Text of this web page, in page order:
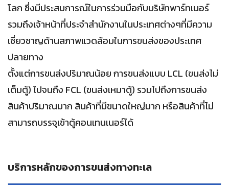
โลก ซึ่งมีประสบการณ์ในการร่วมมือกับบริษัทพาร์ทเนอร์
รวมถึงเจ้าหน้าที่ประจำสำนักงานในประเทศต่างๆที่มีความ
เชี่ยวชาญด้านสภาพแวดล้อมในการขนส่งของประเทศ
ปลายทาง
ตั้งแต่การขนส่งปริมาณน้อย การขนส่งแบบ LCL (ขนส่งไม่
เต็มตู้) ไปจนถึง FCL (ขนส่งเหมาตู้) รวมไปถึงการขนส่ง
สินค้าปริมาณมาก สินค้าที่มีขนาดใหญ่มาก หรือสินค้าที่ไม่
สามารถบรรจุเข้าตู้คอนเทนเนอร์ได้
บริการหลักของการขนส่งทางทะเล